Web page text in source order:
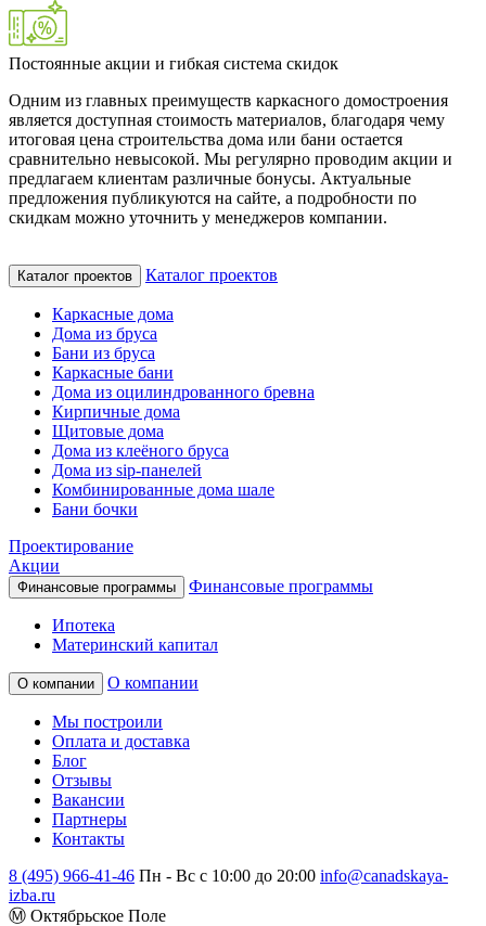
Постоянные акции и гибкая система скидок
Одним из главных преимуществ каркасного домостроения
является доступная стоимость материалов, благодаря чему
итоговая цена строительства дома или бани остается
сравнительно невысокой. Мы регулярно проводим акции и
предлагаем клиентам различные бонусы. Актуальные
предложения публикуются на сайте, а подробности по
скидкам можно уточнить у менеджеров компании.
Каталог проектов Каталог проектов
Каркасные дома
Дома из бруса
Бани из бруса
Каркасные бани
Дома из оцилиндрованного бревна
Кирпичные дома
Щитовые дома
Дома из клеёного бруса
Дома из sip-панелей
Комбинированные дома шале
Бани бочки
Проектирование
Акции
Финансовые программы Финансовые программы
Ипотека
Материнский капитал
О компании О компании
Мы построили
Оплата и доставка
Блог
Отзывы
Вакансии
Партнеры
Контакты
8 (495) 966-41-46 Пн - Вс с 10:00 до 20:00 info@canadskaya-
izba.ru
Ⓜ Октябрьское Поле